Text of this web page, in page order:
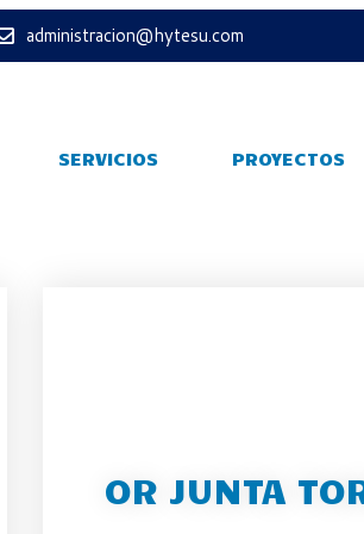
administracion@hytesu.com
SERVICIOS PROYECTOS
OR JUNTA